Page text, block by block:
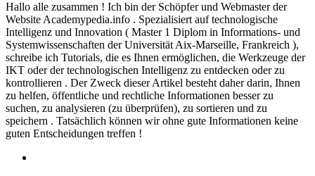
Hallo alle zusammen ! Ich bin der Schöpfer und Webmaster der
Website Academypedia.info . Spezialisiert auf technologische
Intelligenz und Innovation ( Master 1 Diplom in Informations- und
Systemwissenschaften der Universität Aix-Marseille, Frankreich ),
schreibe ich Tutorials, die es Ihnen ermöglichen, die Werkzeuge der
IKT oder der technologischen Intelligenz zu entdecken oder zu
kontrollieren . Der Zweck dieser Artikel besteht daher darin, Ihnen
zu helfen, öffentliche und rechtliche Informationen besser zu
suchen, zu analysieren (zu überprüfen), zu sortieren und zu
speichern . Tatsächlich können wir ohne gute Informationen keine
guten Entscheidungen treffen !